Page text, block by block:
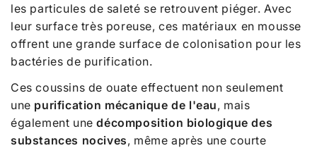
les particules de saleté se retrouvent piéger. Avec
leur surface très poreuse, ces matériaux en mousse
offrent une grande surface de colonisation pour les
bactéries de purification.
Ces coussins de ouate effectuent non seulement
une purification mécanique de l'eau, mais
également une décomposition biologique des
substances nocives, même après une courte